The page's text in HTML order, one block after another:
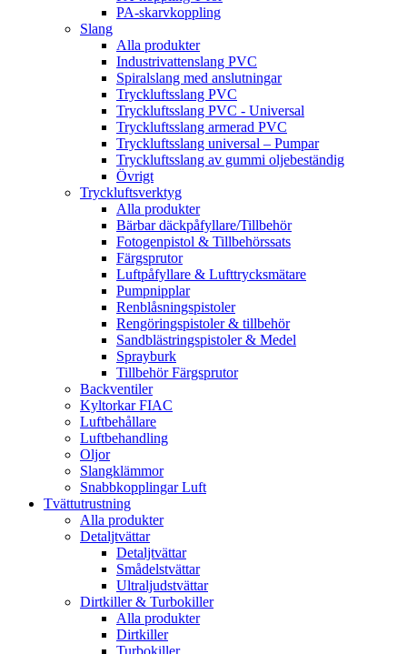
PA-skarvkoppling
Slang
Alla produkter
Industrivattenslang PVC
Spiralslang med anslutningar
Tryckluftsslang PVC
Tryckluftsslang PVC - Universal
Tryckluftsslang armerad PVC
Tryckluftsslang universal – Pumpar
Tryckluftsslang av gummi oljebeständig
Övrigt
Tryckluftsverktyg
Alla produkter
Bärbar däckpåfyllare/Tillbehör
Fotogenpistol & Tillbehörssats
Färgsprutor
Luftpåfyllare & Lufttrycksmätare
Pumpnipplar
Renblåsningspistoler
Rengöringspistoler & tillbehör
Sandblästringspistoler & Medel
Sprayburk
Tillbehör Färgsprutor
Backventiler
Kyltorkar FIAC
Luftbehållare
Luftbehandling
Oljor
Slangklämmor
Snabbkopplingar Luft
Tvättutrustning
Alla produkter
Detaljtvättar
Detaljtvättar
Smådelstvättar
Ultraljudstvättar
Dirtkiller & Turbokiller
Alla produkter
Dirtkiller
Turbokiller